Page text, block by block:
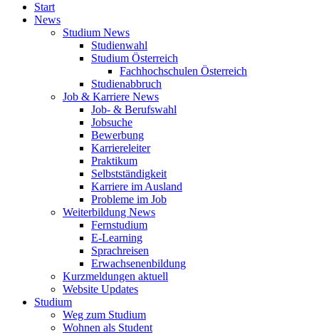
Start
News
Studium News
Studienwahl
Studium Österreich
Fachhochschulen Österreich
Studienabbruch
Job & Karriere News
Job- & Berufswahl
Jobsuche
Bewerbung
Karriereleiter
Praktikum
Selbstständigkeit
Karriere im Ausland
Probleme im Job
Weiterbildung News
Fernstudium
E-Learning
Sprachreisen
Erwachsenenbildung
Kurzmeldungen aktuell
Website Updates
Studium
Weg zum Studium
Wohnen als Student